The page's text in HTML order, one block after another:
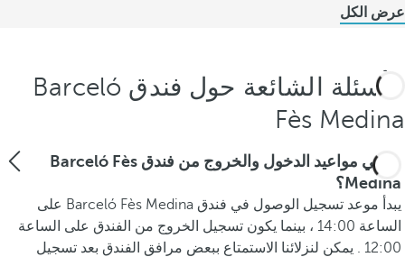
عرض الكل
الأسئلة الشائعة حول فندق Barceló
Fès Medina
ما هي مواعيد الدخول والخروج من فندق Barceló Fès
Medina؟
يبدأ موعد تسجيل الوصول في فندق Barceló Fès Medina على
الساعة 14:00 ، بينما يكون تسجيل الخروج من الفندق على الساعة
12:00 . يمكن لنزلائنا الاستمتاع ببعض مرافق الفندق بعد تسجيل